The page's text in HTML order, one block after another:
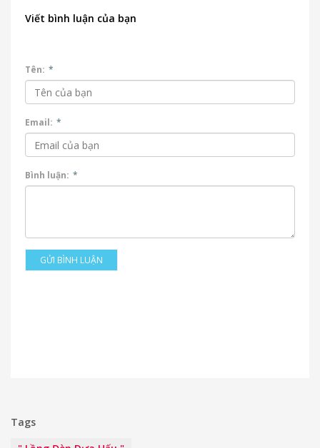
Viết bình luận của bạn
Tên: *
Email: *
Bình luận: *
GỬI BÌNH LUẬN
Tags